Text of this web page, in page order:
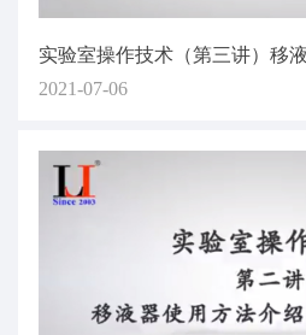
2021-07-06